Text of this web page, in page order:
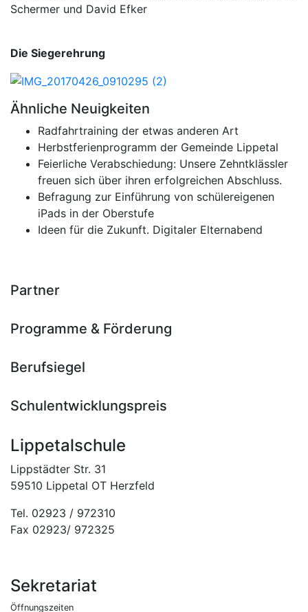
Schermer und David Efker
Die Siegerehrung
Ähnliche Neuigkeiten
Radfahrtraining der etwas anderen Art
Herbstferienprogramm der Gemeinde Lippetal
Feierliche Verabschiedung: Unsere Zehntklässler
freuen sich über ihren erfolgreichen Abschluss.
Befragung zur Einführung von schülereigenen
iPads in der Oberstufe
Ideen für die Zukunft. Digitaler Elternabend
Partner
Programme & Förderung
Berufsiegel
Schulentwicklungspreis
Lippetalschule
Lippstädter Str. 31
59510 Lippetal OT Herzfeld
Tel. 02923 / 972310
Fax 02923/ 972325
Sekretariat
Öffnungszeiten